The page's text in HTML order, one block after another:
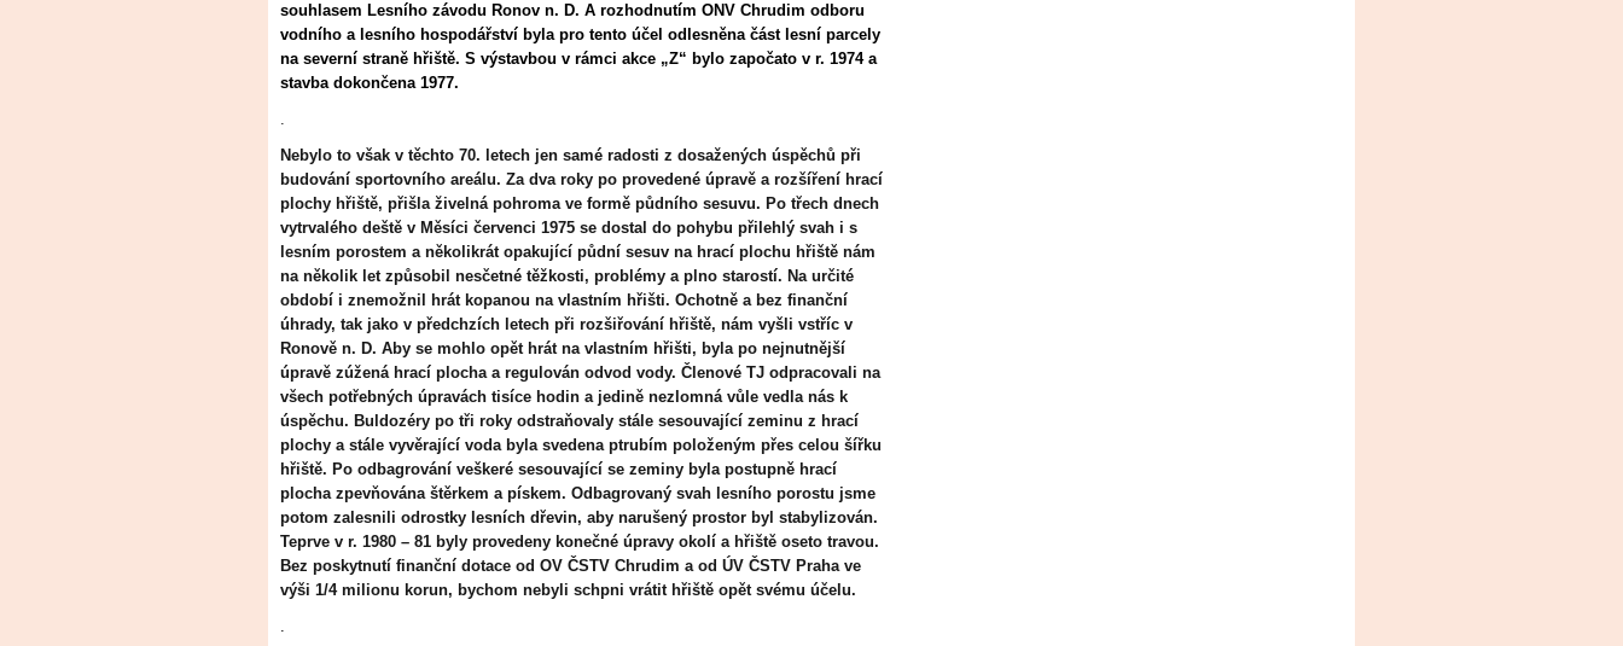
souhlasem Lesního závodu Ronov n. D. A rozhodnutím ONV Chrudim odboru
vodního a lesního hospodářství byla pro tento účel odlesněna část lesní parcely
na severní straně hřiště. S výstavbou v rámci akce „Z“ bylo započato v r. 1974 a
stavba dokončena 1977.
.
Nebylo to však v těchto 70. letech jen samé radosti z dosažených úspěchů při
budování sportovního areálu. Za dva roky po provedené úpravě a rozšíření hrací
plochy hřiště, přišla živelná pohroma ve formě půdního sesuvu. Po třech dnech
vytrvalého deště v Měsíci červenci 1975 se dostal do pohybu přilehlý svah i s
lesním porostem a několikrát opakující půdní sesuv na hrací plochu hřiště nám
na několik let způsobil nesčetné těžkosti, problémy a plno starostí. Na určité
období i znemožnil hrát kopanou na vlastním hřišti. Ochotně a bez finanční
úhrady, tak jako v předchzích letech při rozšiřování hřiště, nám vyšli vstříc v
Ronově n. D. Aby se mohlo opět hrát na vlastním hřišti, byla po nejnutnější
úpravě zúžená hrací plocha a regulován odvod vody. Členové TJ odpracovali na
všech potřebných úpravách tisíce hodin a jedině nezlomná vůle vedla nás k
úspěchu. Buldozéry po tři roky odstraňovaly stále sesouvající zeminu z hrací
plochy a stále vyvěrající voda byla svedena ptrubím položeným přes celou šířku
hřiště. Po odbagrování veškeré sesouvající se zeminy byla postupně hrací
plocha zpevňována štěrkem a pískem. Odbagrovaný svah lesního porostu jsme
potom zalesnili odrostky lesních dřevin, aby narušený prostor byl stabylizován.
Teprve v r. 1980 – 81 byly provedeny konečné úpravy okolí a hřiště oseto travou.
Bez poskytnutí finanční dotace od OV ČSTV Chrudim a od ÚV ČSTV Praha ve
výši 1/4 milionu korun, bychom nebyli schpni vrátit hřiště opět svému účelu.
.